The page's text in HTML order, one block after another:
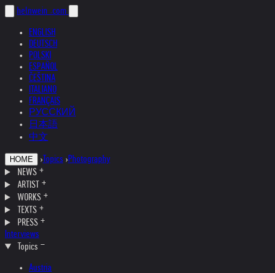
helnwein .com
ENGLISH
DEUTSCH
POLSKI
ESPAÑOL
ČEŠTINA
ITALIANO
FRANÇAIS
РУССКИЙ
日本語
中文
HOME › Topics ›Photography
NEWS
ARTIST
WORKS
TEXTS
PRESS
Interviews
Topics
Austria